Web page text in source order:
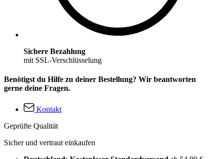
Sichere Bezahlung
mit SSL-Verschlüsselung
Benötigst du Hilfe zu deiner Bestellung? Wir beantworten
gerne deine Fragen.
Kontakt
Geprüfte Qualität
Sicher und vertraut einkaufen